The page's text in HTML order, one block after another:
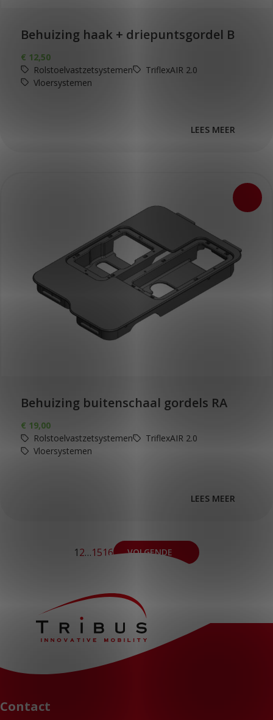
Behuizing haak + driepuntsgordel B
€ 12,50
Rolstoelvastzetsystemen
TriflexAIR 2.0
Vloersystemen
LEES MEER
Behuizing buitenschaal gordels RA
€ 19,00
Rolstoelvastzetsystemen
TriflexAIR 2.0
Vloersystemen
LEES MEER
12…1516 VOLGENDE
Contact